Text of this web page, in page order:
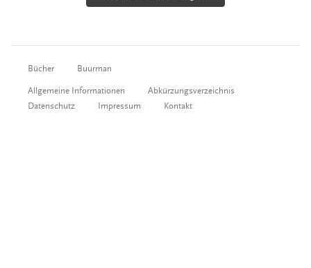
Bücher Buurman
Allgemeine Informationen
Abkürzungsverzeichnis
Datenschutz
Impressum Kontakt